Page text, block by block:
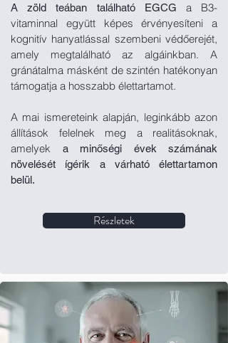
A zöld teában található EGCG a B3-
vitaminnal együtt képes érvényesíteni a
kognitív hanyatlással szembeni védőerejét,
amely megtalálható az algáinkban. A
gránátalma másként de szintén hatékonyan
támogatja a hosszabb élettartamot.
A mai ismereteink alapján, leginkább azon
állítások felelnek
meg a realitásoknak,
amelyek a minőségi évek számának
növelését ígérik a várható élettartamon
belül.
Részletek